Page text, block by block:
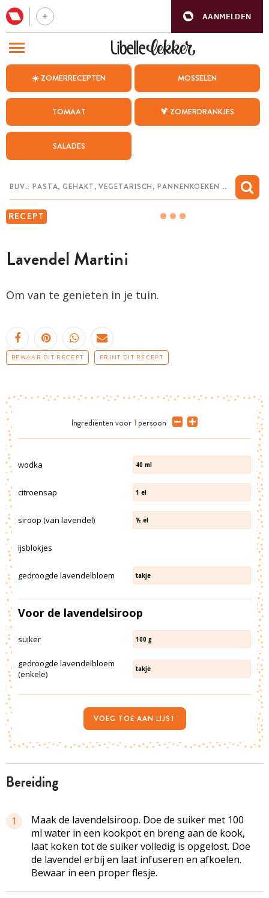
AANMELDEN
☀️ ZOMERRECEPTEN MOSSELEN
TOMAAT 🍹 ZOMERDRANKJES
SALADES
RECEPT
Lavendel Martini
Om van te genieten in je tuin.
BEWAAR DIT RECEPT PRINT DIT RECEPT
bereiding
1
Maak de lavendelsiroop. Doe de suiker met 100
ml water in een kookpot en breng aan de kook,
laat koken tot de suiker volledig is opgelost. Doe
de lavendel erbij en laat infuseren en afkoelen.
Bewaar in een proper flesje.
Ingrediënten voor 1 persoon
wodka 40 ml
citroensap 1 el
siroop (van lavendel) ½ el
ijsblokjes
gedroogde lavendelbloem takje
Voor de lavendelsiroop
suiker 100 g
gedroogde lavendelbloem
(enkele)
takje
VOEG TOE AAN LIJST
BEZOEK ONZE ANDERE WEBSITES
WEEKMENU
CHAT MET MAIA
MIJN BEWAARDE RECEPTEN